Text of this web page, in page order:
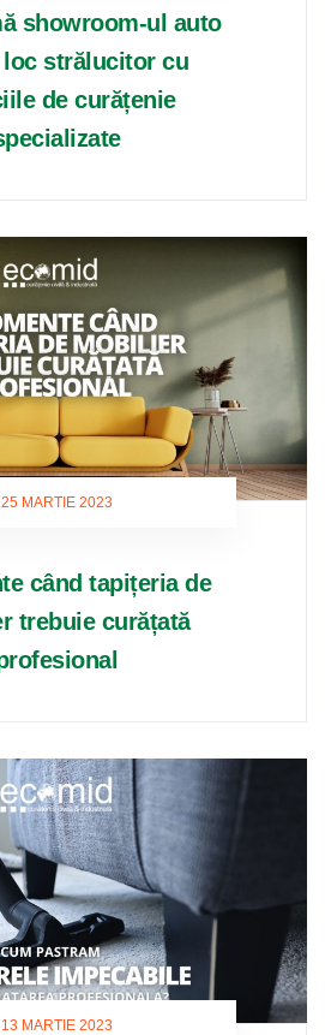
showroom-ul auto
strălucitor cu
de curățenie
25 MARTIE 2023
când tapițeria de
trebuie curățată
13 MARTIE 2023